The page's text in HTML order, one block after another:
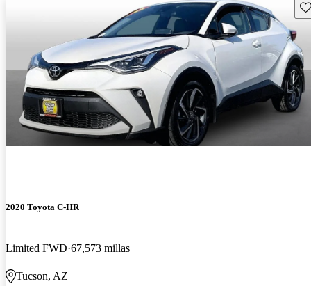
2020 Toyota C-HR
Limited FWD 67,573 millas
Tucson, AZ